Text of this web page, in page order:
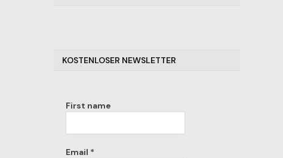
KOSTENLOSER NEWSLETTER
First name
Email *